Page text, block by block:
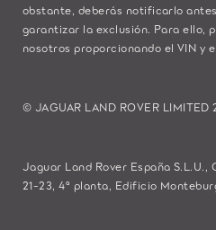
obstante, deberás notificarlo
garantizar la exclusión. Para ello,
nosotros proporcionando el VIN y
© JAGUAR LAND ROVER LIMITED
Jaguar Land Rover España
21-23, 4ª planta, Edificio